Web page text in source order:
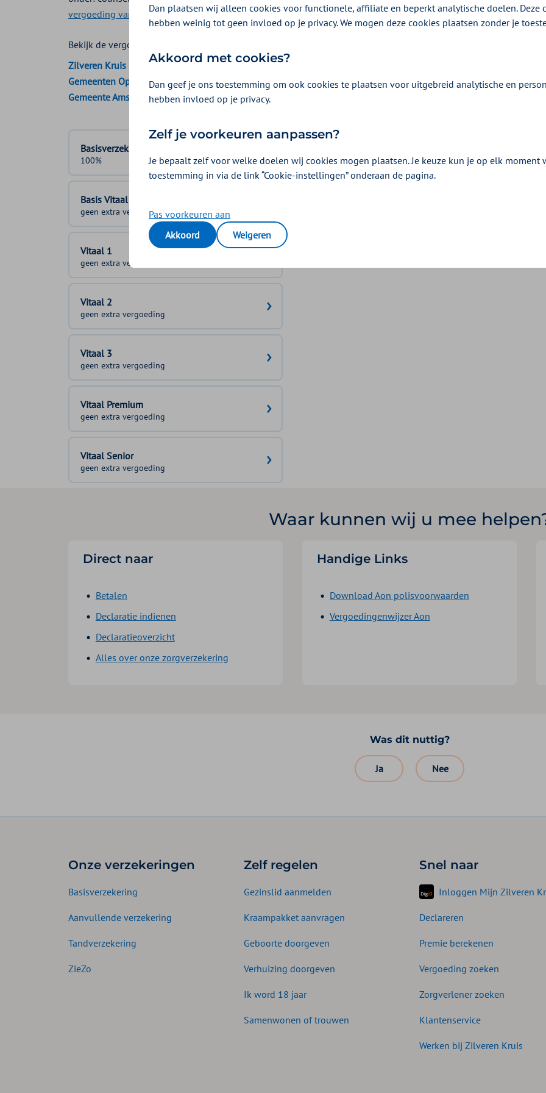
vergoeding van een NIPTstaat apart uitgelegd.
Bekijk de vergoedingen van:
Zilveren Kruis
Gemeenten Optimaal
Gemeente Amsterdam
Basisverzekering
100%
Vergoeding en voorwaarden
Kies uw pakket en bekijk de vergoedingen
horen.
Basis Vitaal
geen extra vergoeding
Vitaal 1
geen extra vergoeding
Vitaal 2
geen extra vergoeding
Vitaal 3
geen extra vergoeding
Vitaal Premium
geen extra vergoeding
Vitaal Senior
geen extra vergoeding
Waar kunnen wij u mee
Direct naar
Betalen
Declaratie indienen
Declaratieoverzicht
Alles over onze zorgverzekering
Handige Links
Download Aon polisvoorwaarden
Vergoedingenwijzer Aon
Was dit nuttig?
Ja Nee
Onze verzekeringen
Basisverzekering
Aanvullende verzekering
Tandverzekering
ZieZo
Zelf regelen
Gezinslid aanmelden
Kraampakket aanvragen
Geboorte doorgeven
Verhuizing doorgeven
Ik word 18 jaar
Samenwonen of trouwen
Snel naar
Inloggen Mijn Zilveren
Declareren
Premie berekenen
Vergoeding zoeken
Zorgverlener zoeken
Klantenservice
Werken bij Zilveren Kruis
Dan plaatsen wij alleen cookies voor functionele, affiliate en beperkt analytische doelen.
hebben weinig tot geen invloed op je privacy. We mogen deze cookies plaatsen zonder je
Akkoord met cookies?
Dan geef je ons toestemming om ook cookies te plaatsen voor uitgebreid analytische en
hebben invloed op je privacy.
Zelf je voorkeuren aanpassen?
Je bepaalt zelf voor welke doelen wij cookies mogen plaatsen. Je keuze kun je op elk moment
toestemming in via de link “Cookie-instellingen” onderaan de pagina.
Pas voorkeuren aan
Akkoord
Weigeren